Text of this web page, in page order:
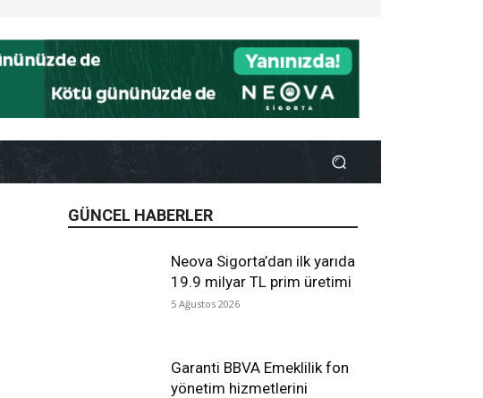
GÜNCEL HABERLER
Neova Sigorta’dan ilk yarıda
19.9 milyar TL prim üretimi
5 Ağustos 2026
Garanti BBVA Emeklilik fon
yönetim hizmetlerini